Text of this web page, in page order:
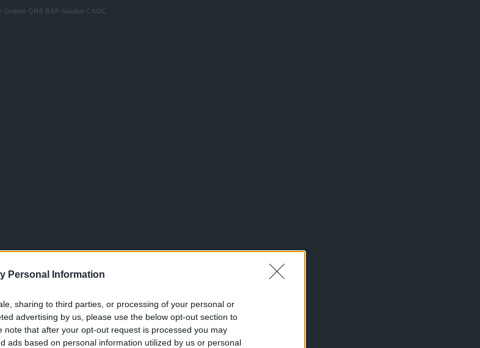
Personal Information
sharing to third parties, or processing of your personal or
advertising by us, please use the below opt-out section to
note that after your opt-out request is processed you may
ads based on personal information utilized by us or personal
Gripen QRA BAP Siauliai CAOC